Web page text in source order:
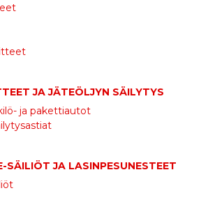
JA JÄTEÖLJYN SÄILYTYS
ja pakettiautot
SÄILIÖT JA LASINPESUNESTEET